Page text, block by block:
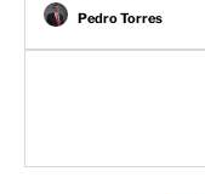
Pedro Torres